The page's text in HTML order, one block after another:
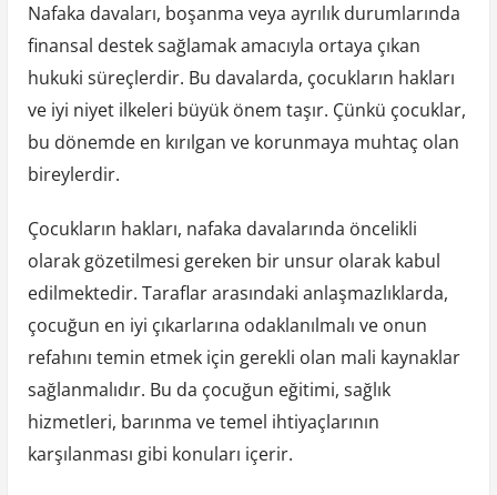
Nafaka davaları, boşanma veya ayrılık durumlarında
finansal destek sağlamak amacıyla ortaya çıkan
hukuki süreçlerdir. Bu davalarda, çocukların hakları
ve iyi niyet ilkeleri büyük önem taşır. Çünkü çocuklar,
bu dönemde en kırılgan ve korunmaya muhtaç olan
bireylerdir.
Çocukların hakları, nafaka davalarında öncelikli
olarak gözetilmesi gereken bir unsur olarak kabul
edilmektedir. Taraflar arasındaki anlaşmazlıklarda,
çocuğun en iyi çıkarlarına odaklanılmalı ve onun
refahını temin etmek için gerekli olan mali kaynaklar
sağlanmalıdır. Bu da çocuğun eğitimi, sağlık
hizmetleri, barınma ve temel ihtiyaçlarının
karşılanması gibi konuları içerir.